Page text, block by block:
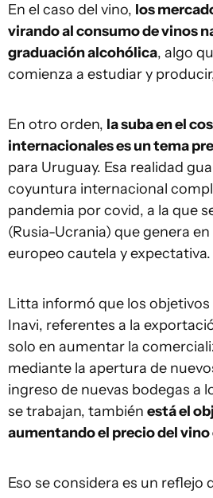
En el caso del vino, los
virando al consumo de vinos
graduación alcohólica, algo
comienza a estudiar y
En otro orden, la suba en el
internacionales es un tema
para Uruguay. Esa realidad
coyuntura internacional
pandemia por covid, a la que
(Rusia-Ucrania) que genera
europeo cautela y expectativa.
Litta informó que los
Inavi, referentes a la
solo en aumentar la
mediante la apertura de
ingreso de nuevas bodegas a
se trabajan, también está el
aumentando el precio del
Eso se considera es un reflejo